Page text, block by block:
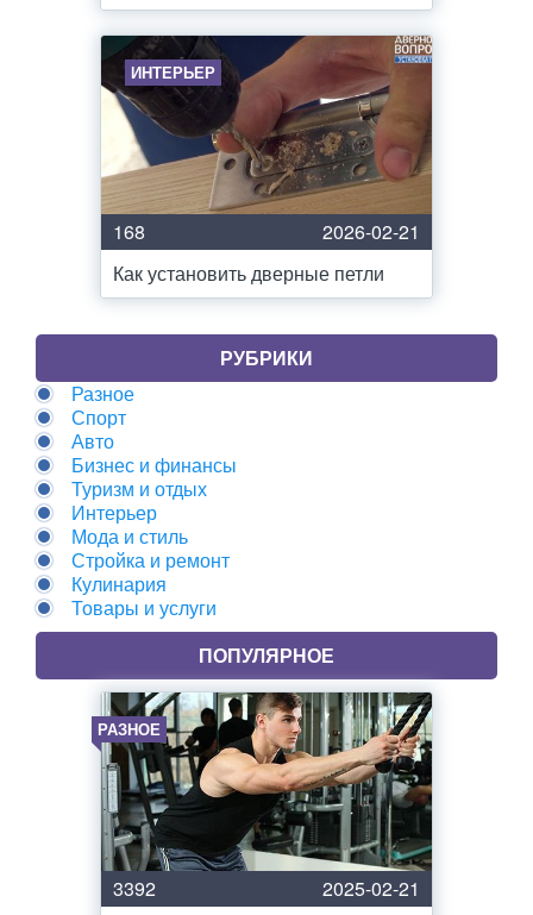
ИНТЕРЬЕР
168
2026-02-21
Как установить дверные петли
РУБРИКИ
Разное
Спорт
Авто
Бизнес и финансы
Туризм и отдых
Интерьер
Мода и стиль
Стройка и ремонт
Кулинария
Товары и услуги
ПОПУЛЯРНОЕ
РАЗНОЕ
3392
2025-02-21